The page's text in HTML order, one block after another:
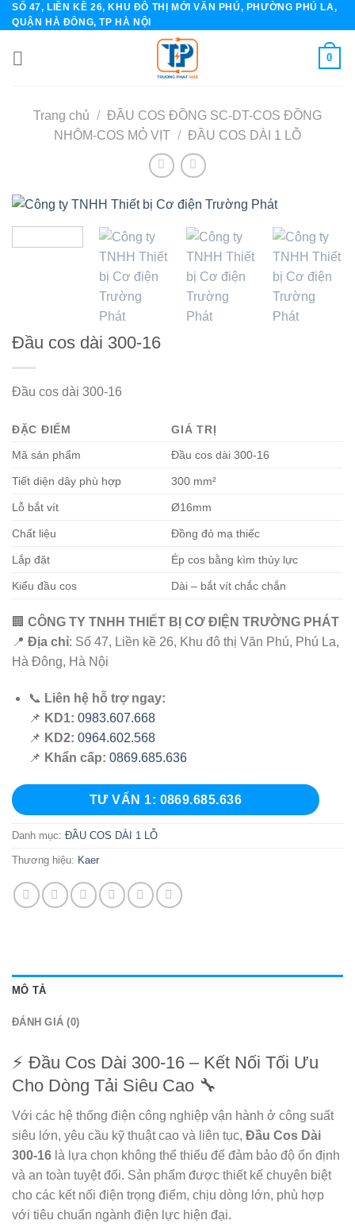
Skip
to
content
SỐ 47, LIỀN KỀ 26, KHU ĐÔ THỊ MỚI VĂN PHÚ, PHƯỜNG PHÚ LA,
QUẬN HÀ ĐÔNG, TP HÀ NỘI
0
Trang chủ / ĐẦU COS ĐỒNG SC-DT-COS ĐỒNG
NHÔM-COS MỎ VỊT / ĐẦU COS DÀI 1 LỖ
Đầu cos dài 300-16
Đầu cos dài 300-16
ĐẶC ĐIỂM
GIÁ TRỊ
Mã sản phẩm
Đầu cos dài 300-16
Tiết diện dây phù hợp 300 mm²
Lỗ bắt vít Ø16mm
Chất liệu Đồng đỏ mạ thiếc
Lắp đặt Ép cos bằng kìm thủy lực
Kiểu đầu cos Dài – bắt vít chắc chắn
🏢 CÔNG TY TNHH THIẾT BỊ CƠ ĐIỆN TRƯỜNG PHÁT
📍 Địa chỉ: Số 47, Liền kề 26, Khu đô thị Văn Phú, Phú La,
Hà Đông, Hà Nội
📞 Liên hệ hỗ trợ ngay:
📌 KD1: 0983.607.668
📌 KD2: 0964.602.568
📌 Khẩn cấp: 0869.685.636
TƯ VẤN 1: 0869.685.636
Danh mục: ĐẦU COS DÀI 1 LỖ
Thương hiệu: Kaer
MÔ TẢ
ĐÁNH GIÁ (0)
⚡ Đầu Cos Dài 300-16 – Kết Nối Tối Ưu
Cho Dòng Tải Siêu Cao 🔧
Với các hệ thống điện công nghiệp vận hành ở công suất
siêu lớn, yêu cầu kỹ thuật cao và liên tục, Đầu Cos Dài
300-16 là lựa chọn không thể thiếu để đảm bảo độ ổn định
và an toàn tuyệt đối. Sản phẩm được thiết kế chuyên biệt
cho các kết nối điện trọng điểm, chịu dòng lớn, phù hợp
với tiêu chuẩn ngành điện lực hiện đại.